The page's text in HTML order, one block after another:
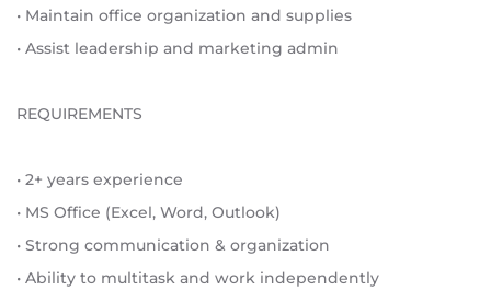
• Maintain office organization and supplies
• Assist leadership and marketing admin
REQUIREMENTS
• 2+ years experience
• MS Office (Excel, Word, Outlook)
• Strong communication & organization
• Ability to multitask and work independently